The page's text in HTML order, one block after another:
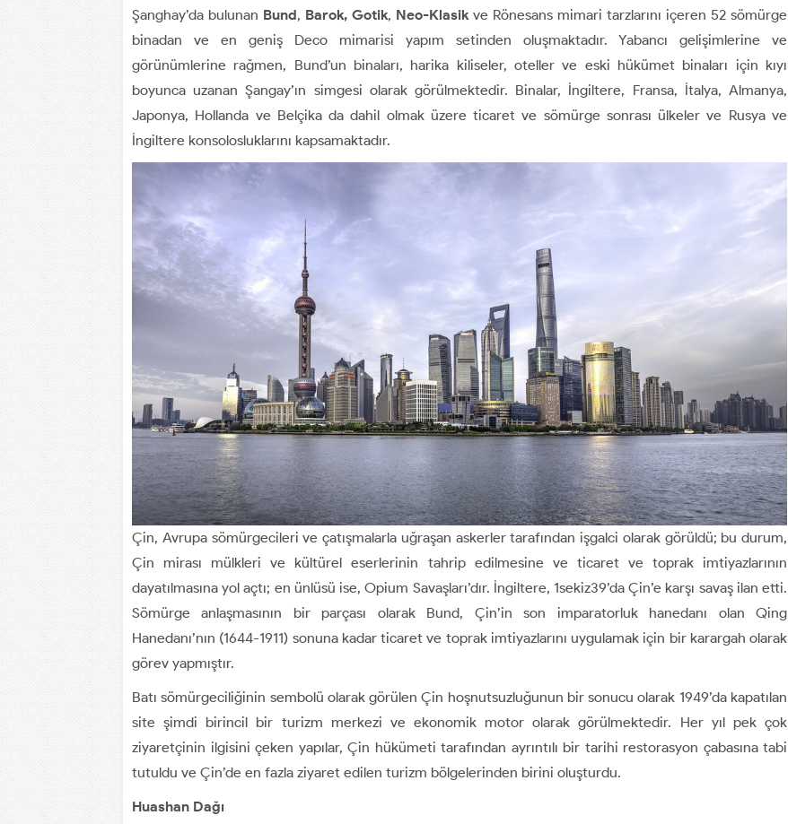
Şanghay’da bulunan Bund, Barok, Gotik, Neo-Klasikve Rönesans mimari tarzlarını içeren 52 sömürge
binadan ve en geniş Deco mimarisi yapım setinden oluşmaktadır. Yabancı gelişimlerine ve
görünümlerine rağmen, Bund’un binaları, harika kiliseler, oteller ve eski hükümet binaları için kıyı
boyunca uzanan Şangay’ın simgesi olarak görülmektedir. Binalar, İngiltere, Fransa, İtalya, Almanya,
Japonya, Hollanda ve Belçika da dahil olmak üzere ticaret ve sömürge sonrası ülkeler ve Rusya ve
İngiltere konsolosluklarını kapsamaktadır.
Çin, Avrupa sömürgecileri ve çatışmalarla uğraşan askerler tarafından işgalci olarak görüldü; bu durum,
Çin mirası mülkleri ve kültürel eserlerinin tahrip edilmesine ve ticaret ve toprak imtiyazlarının
dayatılmasına yol açtı; en ünlüsü ise, Opium Savaşları’dır. İngiltere, 1sekiz39’da Çin’e karşı savaş ilan etti.
Sömürge anlaşmasının bir parçası olarak Bund, Çin’in son imparatorluk hanedanı olan Qing
Hanedanı’nın (1644-1911) sonuna kadar ticaret ve toprak imtiyazlarını uygulamak için bir karargah olarak
görev yapmıştır.
Batı sömürgeciliğinin sembolü olarak görülen Çin hoşnutsuzluğunun bir sonucu olarak 1949’da kapatılan
site şimdi birincil bir turizm merkezi ve ekonomik motor olarak görülmektedir. Her yıl pek çok
ziyaretçinin ilgisini çeken yapılar, Çin hükümeti tarafından ayrıntılı bir tarihi restorasyon çabasına tabi
tutuldu ve Çin’de en fazla ziyaret edilen turizm bölgelerinden birini oluşturdu.
Huashan Dağı